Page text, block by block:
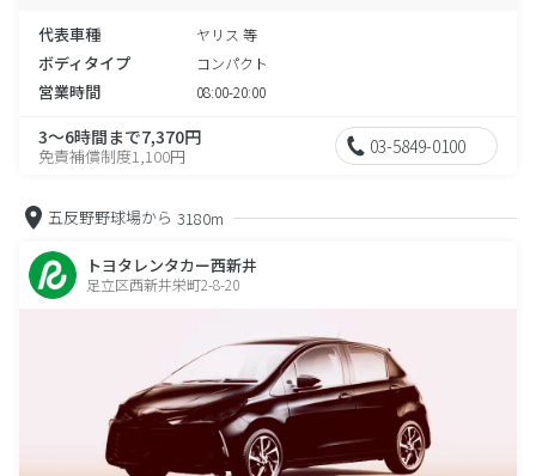
代表車種 ヤリス 等
ボディタイプ コンパクト
営業時間 08:00-20:00
3～6時間まで7,370円
免責補償制度1,100円 03-5849-0100
五反野野球場から 3180m
トヨタレンタカー西新井
足立区西新井栄町2-8-20